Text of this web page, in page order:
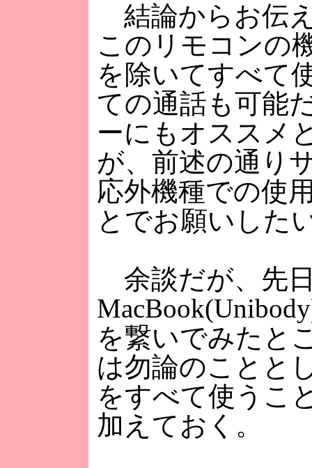
結論からお伝
このリモコンの
を除いてすべて
ての通話も可能
ーにもオススメ
が、前述の通り
応外機種での使
とでお願いした
余談だが、先
を繋いでみたと
は勿論のことと
をすべて使うこ
加えておく。